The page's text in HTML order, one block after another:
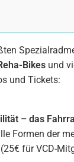
Bikes und
und Tickets:
– das
Formen der
für VCD-